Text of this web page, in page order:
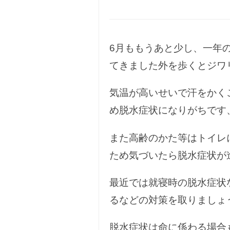
6月ももうあと少し、一年
てきました外を歩くとジ
気温が高いせいで汗をか
め脱水症状になりがちです
また高齢のかた等はトイ
ため気づいたら脱水症状
最近では就寝時の脱水症
るなどの対策を取りましょ
脱水症状は命に係わる場